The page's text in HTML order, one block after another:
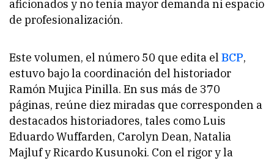
aficionados y no tenía mayor demanda ni espacio
de profesionalización.
Este volumen, el número 50 que edita el BCP,
estuvo bajo la coordinación del historiador
Ramón Mujica Pinilla. En sus más de 370
páginas, reúne diez miradas que corresponden a
destacados historiadores, tales como Luis
Eduardo Wuffarden, Carolyn Dean, Natalia
Majluf y Ricardo Kusunoki. Con el rigor y la